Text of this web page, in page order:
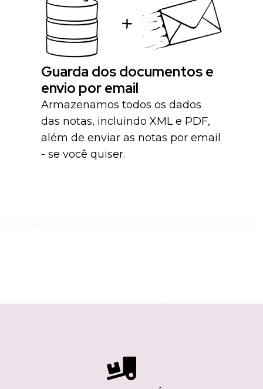
Guarda dos documentos e
envio por email
Armazenamos todos os dados
das notas, incluindo XML e PDF,
além de enviar as notas por email
- se você quiser.